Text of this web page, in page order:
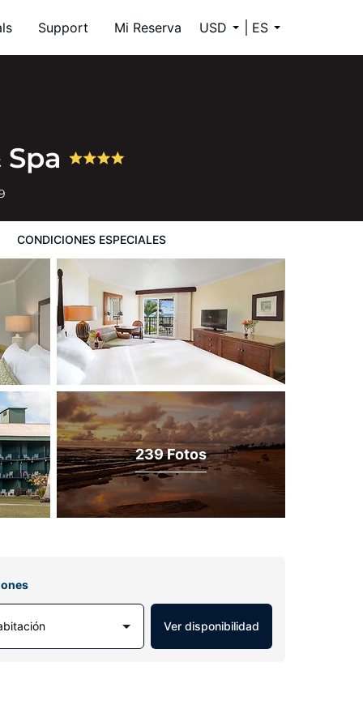
Support Mi Reserva USD ES
Spa
CONDICIONES ESPECIALES
239 Fotos
Ver disponibilidad